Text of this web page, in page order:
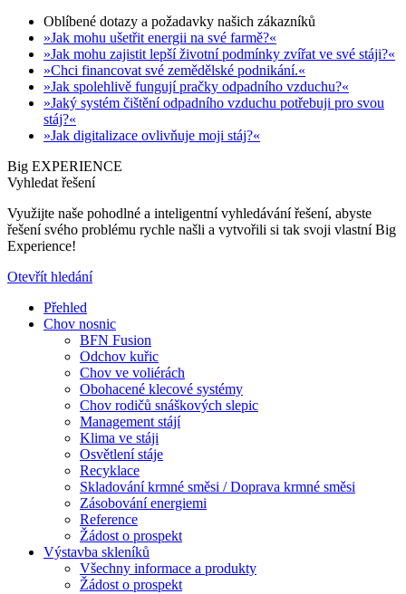
Oblíbené dotazy a požadavky našich zákazníků
»Jak mohu ušetřit energii na své farmě?«
»Jak mohu zajistit lepší životní podmínky zvířat ve své stáji?«
»Chci financovat své zemědělské podnikání.«
»Jak spolehlivě fungují pračky odpadního vzduchu?«
»Jaký systém čištění odpadního vzduchu potřebuji pro svou
stáj?«
»Jak digitalizace ovlivňuje moji stáj?«
Big EXPERIENCE
Vyhledat řešení
Využijte naše pohodlné a inteligentní vyhledávání řešení, abyste
řešení svého problému rychle našli a vytvořili si tak svoji vlastní Big
Experience!
Otevřít hledání
Přehled
Chov nosnic
BFN Fusion
Odchov kuřic
Chov ve voliérách
Obohacené klecové systémy
Chov rodičů snáškových slepic
Management stájí
Klima ve stáji
Osvětlení stáje
Recyklace
Skladování krmné směsi / Doprava krmné směsi
Zásobování energiemi
Reference
Žádost o prospekt
Výstavba skleníků
Všechny informace a produkty
Žádost o prospekt